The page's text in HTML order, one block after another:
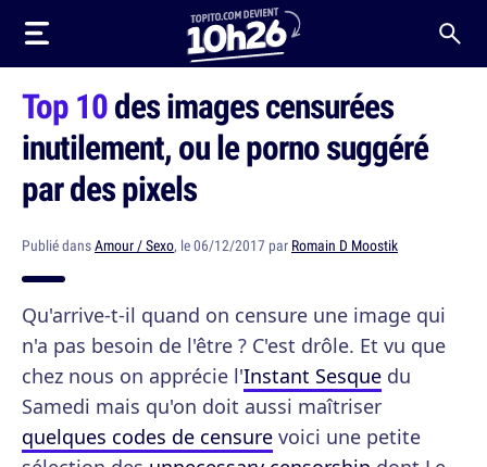
Top 10des images censurées
inutilement, ou le porno suggéré
par des pixels
Publié dansAmour / Sexo, le 06/12/2017 par Romain D Moostik
Qu'arrive-t-il quand on censure une image qui
n'a pas besoin de l'être ? C'est drôle. Et vu que
chez nous on apprécie l'Instant Sesque du
Samedi mais qu'on doit aussi maîtriser
quelques codes de censure voici une petite